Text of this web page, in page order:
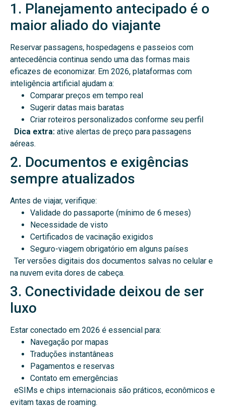
1. Planejamento antecipado é o
maior aliado do viajante
Reservar passagens, hospedagens e passeios com
antecedência continua sendo uma das formas mais
eficazes de economizar. Em 2026, plataformas com
inteligência artificial ajudam a:
Comparar preços em tempo real
Sugerir datas mais baratas
Criar roteiros personalizados conforme seu perfil
Dica extra: ative alertas de preço para passagens
aéreas.
2. Documentos e exigências
sempre atualizados
Antes de viajar, verifique:
Validade do passaporte (mínimo de 6 meses)
Necessidade de visto
Certificados de vacinação exigidos
Seguro-viagem obrigatório em alguns países
Ter versões digitais dos documentos salvas no celular e
na nuvem evita dores de cabeça.
3. Conectividade deixou de ser
luxo
Estar conectado em 2026 é essencial para:
Navegação por mapas
Traduções instantâneas
Pagamentos e reservas
Contato em emergências
eSIMs e chips internacionais são práticos, econômicos e
evitam taxas de roaming.